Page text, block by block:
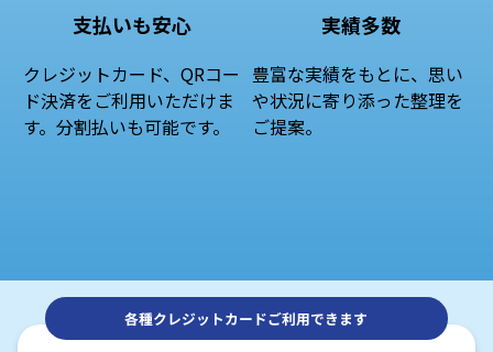
支払いも安心
クレジットカード、QRコー
ド決済をご利用いただけま
す。分割払いも可能です。
実績多数
豊富な実績をもとに、思い
や状況に寄り添った整理を
ご提案。
各種クレジットカードご利用できます